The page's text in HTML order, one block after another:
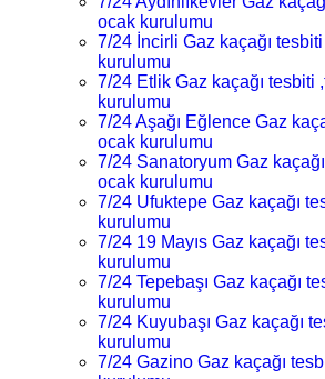
ocak kurulumu
7/24 İncirli Gaz kaçağı
kurulumu
7/24 Etlik Gaz kaçağı tesbiti
kurulumu
7/24 Aşağı Eğlence Gaz
ocak kurulumu
7/24 Sanatoryum Gaz
ocak kurulumu
7/24 Ufuktepe Gaz kaçağı
kurulumu
7/24 19 Mayıs Gaz kaçağı
kurulumu
7/24 Tepebaşı Gaz kaçağı
kurulumu
7/24 Kuyubaşı Gaz kaçağı
kurulumu
7/24 Gazino Gaz kaçağı